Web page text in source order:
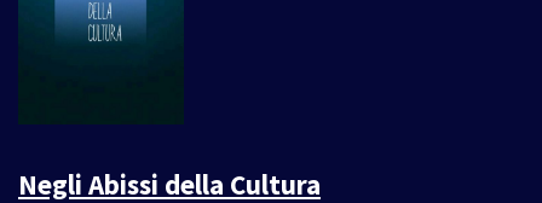
Negli Abissi della Cultura